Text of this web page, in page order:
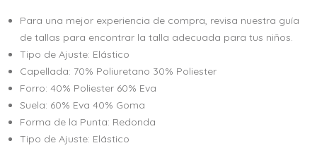
Para una mejor experiencia de compra, revisa nuestra guía
de tallas para encontrar la talla adecuada para tus niños.
Tipo de Ajuste: Elástico
Capellada: 70% Poliuretano 30% Poliester
Forro: 40% Poliester 60% Eva
Suela: 60% Eva 40% Goma
Forma de la Punta: Redonda
Tipo de Ajuste: Elástico